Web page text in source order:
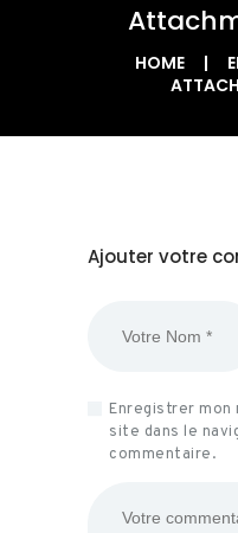
HOME
Ajouter votre
Enregistrer mon
site dans le
commentaire.